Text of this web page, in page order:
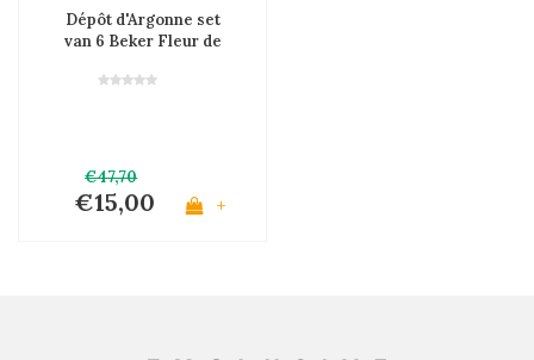
Dépôt d'Argonne set
van 6 Beker Fleur de
€47,70
€15,00 +